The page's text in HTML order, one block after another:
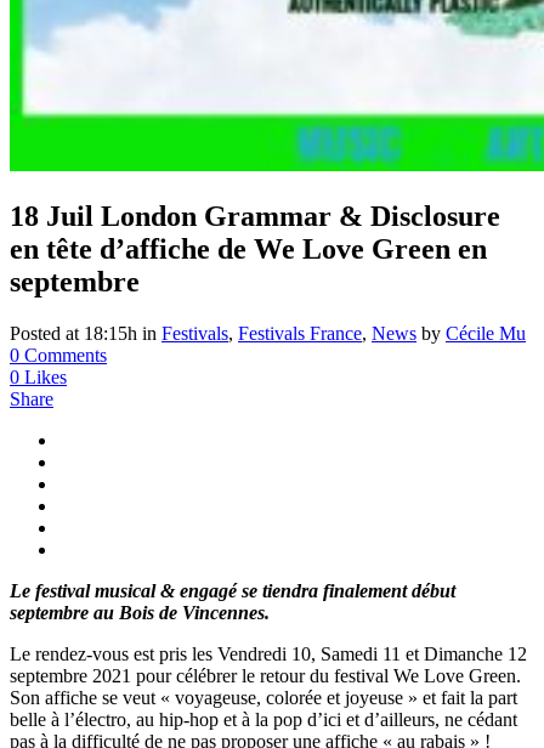
18 Juil London Grammar & Disclosure
en tête d’affiche de We Love Green en
septembre
Posted at 18:15h in Festivals, Festivals France, News by Cécile Mu
0 Comments
0 Likes
Share
Le festival musical & engagé se tiendra finalement début
septembre au Bois de Vincennes.
Le rendez-vous est pris les Vendredi 10, Samedi 11 et Dimanche 12
septembre 2021 pour célébrer le retour du festival We Love Green.
Son affiche se veut « voyageuse, colorée et joyeuse » et fait la part
belle à l’électro, au hip-hop et à la pop d’ici et d’ailleurs, ne cédant
pas à la difficulté de ne pas proposer une affiche « au rabais » !